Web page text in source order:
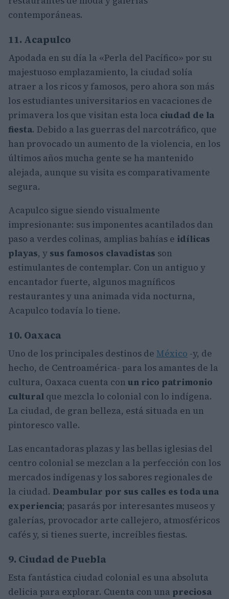
contemporáneas.
11. Acapulco
Apodada en su día la «Perla del Pacífico» por su
majestuoso emplazamiento, la ciudad solía
atraer a los ricos y famosos, pero ahora son más
los estudiantes universitarios en vacaciones de
primavera los que visitan esta loca ciudad de la
fiesta. Debido a las guerras del narcotráfico, que
han provocado un aumento de la violencia, en los
últimos años mucha gente se ha mantenido
alejada, aunque su visita es comparativamente
segura.
Acapulco sigue siendo visualmente
impresionante: sus imponentes acantilados dan
paso a verdes colinas, amplias bahías e idílicas
playas, y sus famosos clavadistas son
estimulantes de contemplar. Con un antiguo y
encantador fuerte, algunos magníficos
restaurantes y una animada vida nocturna,
Acapulco todavía lo tiene.
10. Oaxaca
Uno de los principales destinos de México -y, de
hecho, de Centroamérica- para los amantes de la
cultura, Oaxaca cuenta con un rico patrimonio
cultural que mezcla lo colonial con lo indígena.
La ciudad, de gran belleza, está situada en un
pintoresco valle.
Las encantadoras plazas y las bellas iglesias del
centro colonial se mezclan a la perfección con los
mercados indígenas y los sabores regionales de
la ciudad. Deambular por sus calles es toda una
experiencia; pasarás por interesantes museos y
galerías, provocador arte callejero, atmosféricos
cafés y, si tienes suerte, increíbles fiestas.
9. Ciudad de Puebla
Esta fantástica ciudad colonial es una absoluta
delicia para explorar. Cuenta con una preciosa